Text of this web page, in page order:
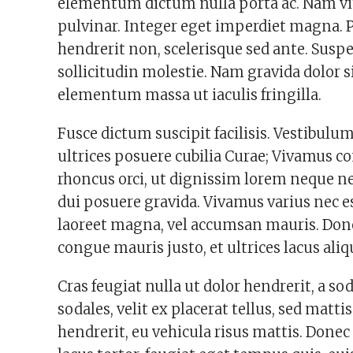
pulvinar. Integer eget imperdiet magna.
hendrerit non, scelerisque sed ante.
sollicitudin molestie. Nam gravida dolor
elementum massa ut iaculis fringilla.
Fusce dictum suscipit facilisis.
ultrices posuere cubilia Curae; Vivamus
rhoncus orci, ut dignissim lorem neque
dui posuere gravida. Vivamus varius nec
laoreet magna, vel accumsan mauris.
congue mauris justo, et ultrices lacus
Cras feugiat nulla ut dolor hendrerit, a
sodales, velit ex placerat tellus, sed
hendrerit, eu vehicula risus mattis.